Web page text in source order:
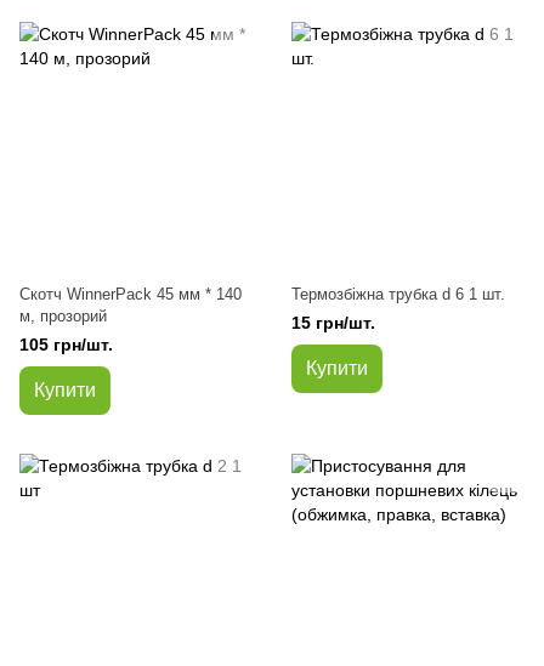
Скотч WinnerPack 45 мм * 140
м, прозорий
105 грн/шт.
Купити
Термозбіжна трубка d 6 1 шт.
15 грн/шт.
Купити